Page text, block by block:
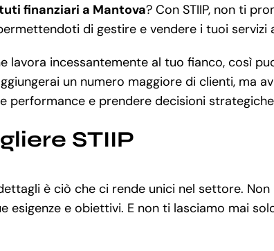
finanziari a Mantova? Con STIIP, non ti
di gestire e vendere i tuoi
lavora incessantemente al tuo fianco, così
un numero maggiore di clienti, ma
performance e prendere decisioni
STIIP
è ciò che ci rende unici nel settore.
esigenze e obiettivi. E non ti lasciamo mai